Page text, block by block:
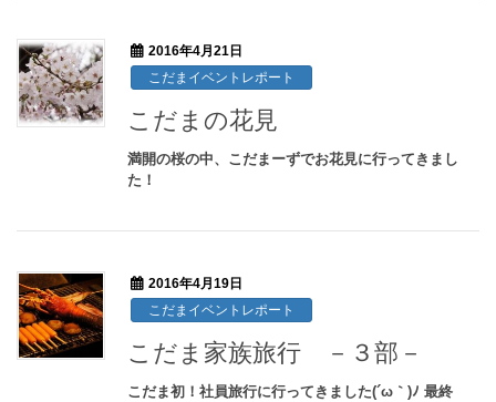
2016年4月21日
こだまイベントレポート
こだまの花見
満開の桜の中、こだまーずでお花見に行ってきまし
た！
2016年4月19日
こだまイベントレポート
こだま家族旅行 －３部－
こだま初！社員旅行に行ってきました(´ω｀)ﾉ 最終